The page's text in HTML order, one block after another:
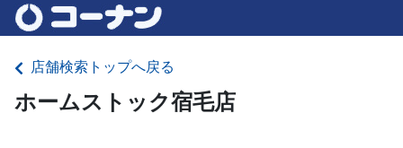
店舗検索トップへ戻る
ホームストック宿毛店